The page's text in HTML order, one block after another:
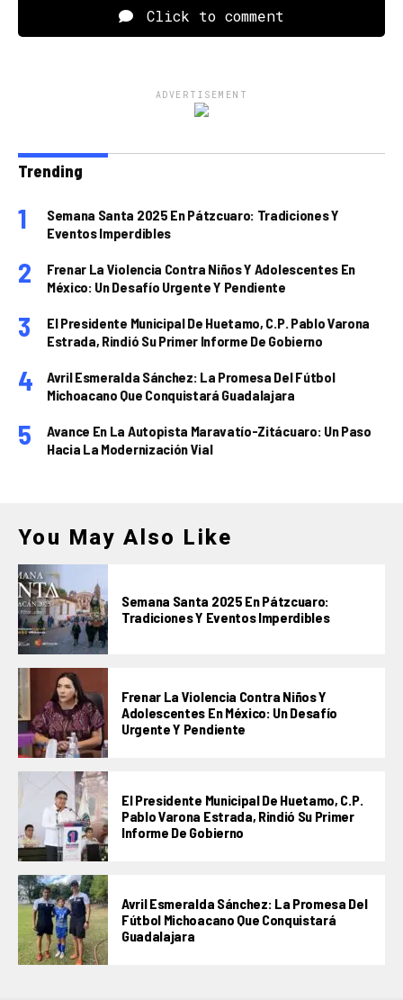
Click to comment
ADVERTISEMENT
Trending
Semana Santa 2025 En Pátzcuaro: Tradiciones Y
Eventos Imperdibles
Frenar La Violencia Contra Niños Y Adolescentes En
México: Un Desafío Urgente Y Pendiente
El Presidente Municipal De Huetamo, C.P. Pablo Varona
Estrada, Rindió Su Primer Informe De Gobierno
Avril Esmeralda Sánchez: La Promesa Del Fútbol
Michoacano Que Conquistará Guadalajara
Avance En La Autopista Maravatío-Zitácuaro: Un Paso
Hacia La Modernización Vial
You May Also Like
Semana Santa 2025 En Pátzcuaro:
Tradiciones Y Eventos Imperdibles
Frenar La Violencia Contra Niños Y
Adolescentes En México: Un Desafío
Urgente Y Pendiente
El Presidente Municipal De Huetamo, C.P.
Pablo Varona Estrada, Rindió Su Primer
Informe De Gobierno
Avril Esmeralda Sánchez: La Promesa Del
Fútbol Michoacano Que Conquistará
Guadalajara